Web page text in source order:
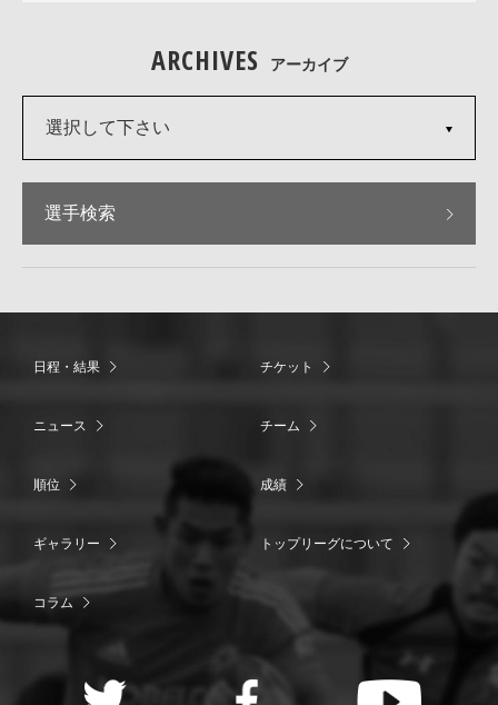
ARCHIVES アーカイブ
選択して下さい
選手検索
日程・結果 チケット
ニュース チーム
順位 成績
ギャラリー トップリーグについて
コラム